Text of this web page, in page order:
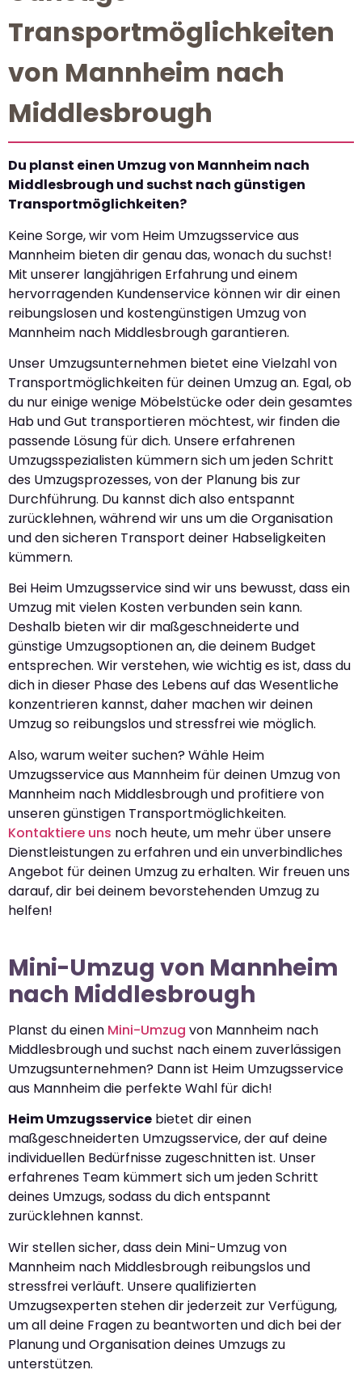
Transportmöglichkeiten
von Mannheim nach
Middlesbrough
Du planst einen Umzug von Mannheim nach
Middlesbrough und suchst nach günstigen
Transportmöglichkeiten?
Keine Sorge, wir vom Heim Umzugsservice aus
Mannheim bieten dir genau das, wonach du suchst!
Mit unserer langjährigen Erfahrung und einem
hervorragenden Kundenservice können wir dir einen
reibungslosen und kostengünstigen Umzug von
Mannheim nach Middlesbrough garantieren.
Unser Umzugsunternehmen bietet eine Vielzahl von
Transportmöglichkeiten für deinen Umzug an. Egal, ob
du nur einige wenige Möbelstücke oder dein gesamtes
Hab und Gut transportieren möchtest, wir finden die
passende Lösung für dich. Unsere erfahrenen
Umzugsspezialisten kümmern sich um jeden Schritt
des Umzugsprozesses, von der Planung bis zur
Durchführung. Du kannst dich also entspannt
zurücklehnen, während wir uns um die Organisation
und den sicheren Transport deiner Habseligkeiten
kümmern.
Bei Heim Umzugsservice sind wir uns bewusst, dass ein
Umzug mit vielen Kosten verbunden sein kann.
Deshalb bieten wir dir maßgeschneiderte und
günstige Umzugsoptionen an, die deinem Budget
entsprechen. Wir verstehen, wie wichtig es ist, dass du
dich in dieser Phase des Lebens auf das Wesentliche
konzentrieren kannst, daher machen wir deinen
Umzug so reibungslos und stressfrei wie möglich.
Also, warum weiter suchen? Wähle Heim
Umzugsservice aus Mannheim für deinen Umzug von
Mannheim nach Middlesbrough und profitiere von
unseren günstigen Transportmöglichkeiten.
Kontaktiere uns noch heute, um mehr über unsere
Dienstleistungen zu erfahren und ein unverbindliches
Angebot für deinen Umzug zu erhalten. Wir freuen uns
darauf, dir bei deinem bevorstehenden Umzug zu
helfen!
Mini-Umzug von Mannheim
nach Middlesbrough
Planst du einen Mini-Umzug von Mannheim nach
Middlesbrough und suchst nach einem zuverlässigen
Umzugsunternehmen? Dann ist Heim Umzugsservice
aus Mannheim die perfekte Wahl für dich!
Heim Umzugsservice bietet dir einen
maßgeschneiderten Umzugsservice, der auf deine
individuellen Bedürfnisse zugeschnitten ist. Unser
erfahrenes Team kümmert sich um jeden Schritt
deines Umzugs, sodass du dich entspannt
zurücklehnen kannst.
Wir stellen sicher, dass dein Mini-Umzug von
Mannheim nach Middlesbrough reibungslos und
stressfrei verläuft. Unsere qualifizierten
Umzugsexperten stehen dir jederzeit zur Verfügung,
um all deine Fragen zu beantworten und dich bei der
Planung und Organisation deines Umzugs zu
unterstützen.